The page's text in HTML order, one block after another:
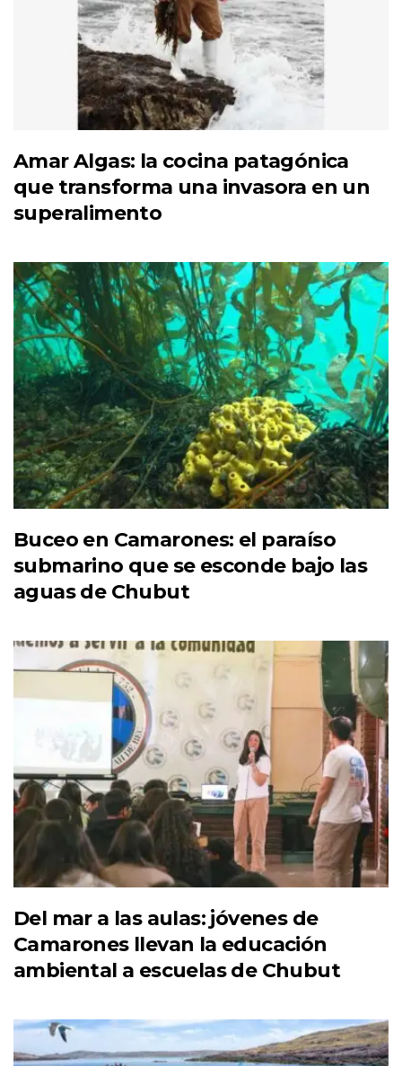
Amar Algas: la cocina patagónica
que transforma una invasora en un
superalimento
Buceo en Camarones: el paraíso
submarino que se esconde bajo las
aguas de Chubut
Del mar a las aulas: jóvenes de
Camarones llevan la educación
ambiental a escuelas de Chubut